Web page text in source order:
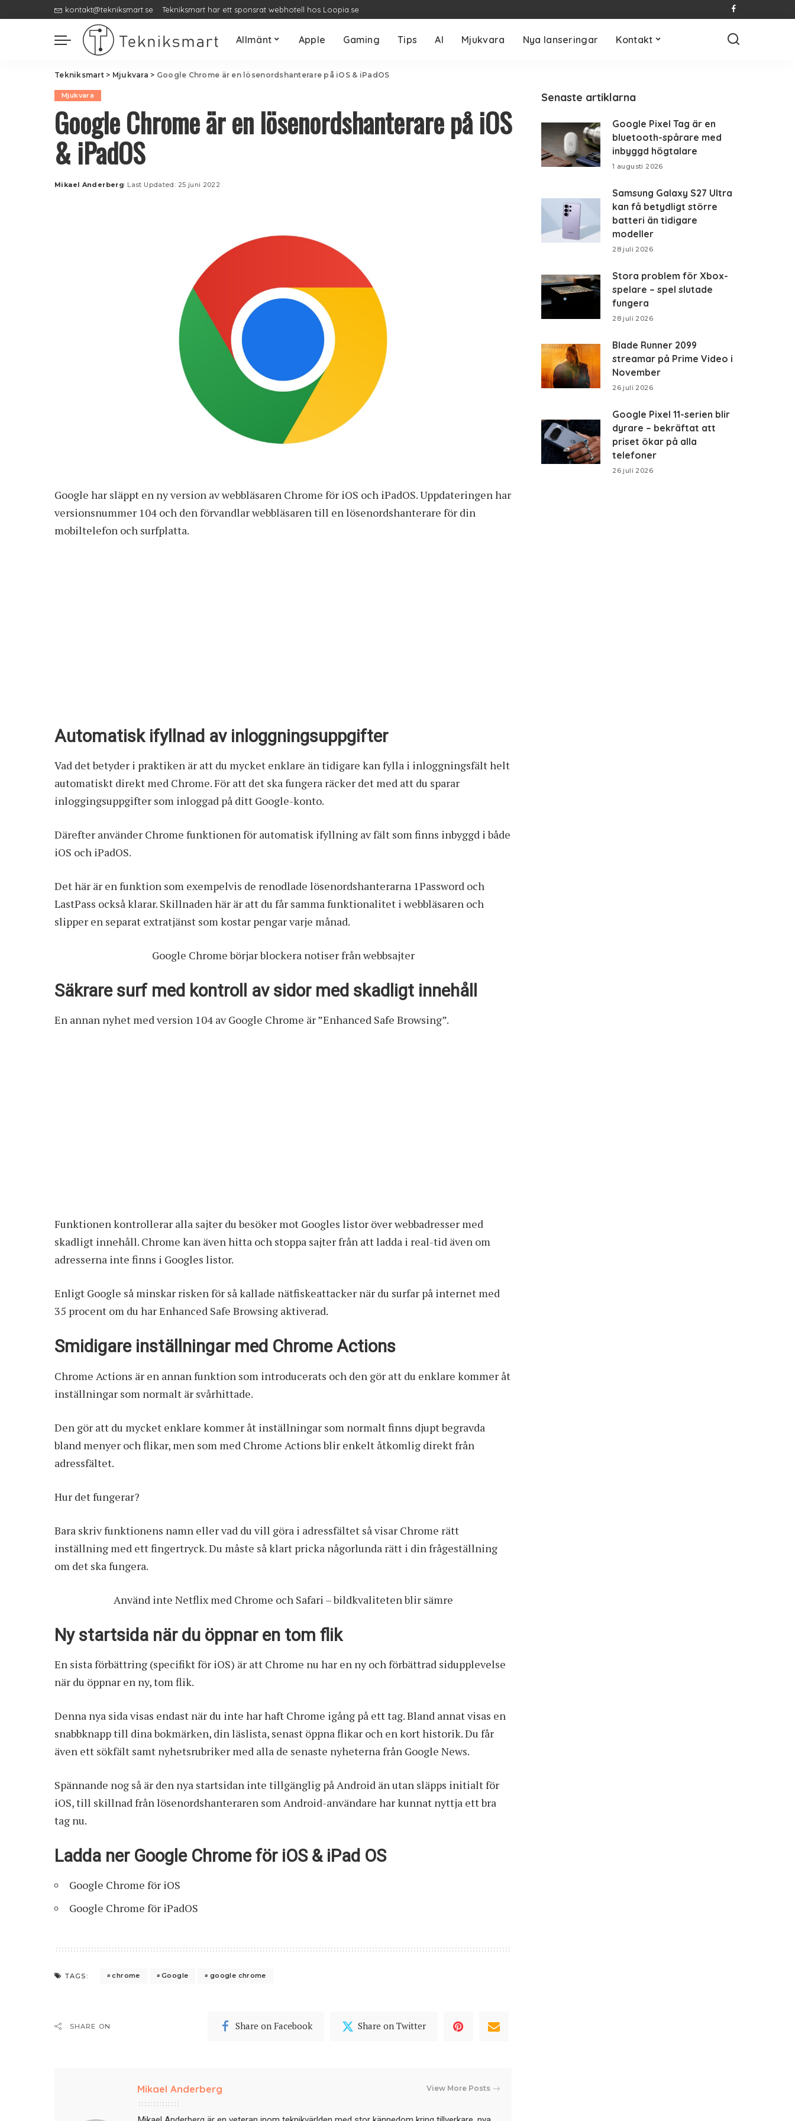
kontakt@tekniksmart.se Tekniksmart har ett sponsrat webhotell hos Loopia.se
Allmänt Apple Gaming Tips AI Mjukvara Nya lanseringar Kontakt
Tekniksmart> Mjukvara > Google Chrome är en lösenordshanterare på iOS & iPadOS
Mjukvara
Google Chrome är en lösenordshanterare på iOS
& iPadOS
Posted
Mikael Anderberg Last Updated: 25 juni 2022
Google har släppt en ny version av webbläsaren Chrome för iOS och iPadOS. Uppdateringen har
versionsnummer 104 och den förvandlar webbläsaren till en lösenordshanterare för din
mobiltelefon och surfplatta.
Automatisk ifyllnad av inloggningsuppgifter
Vad det betyder i praktiken är att du mycket enklare än tidigare kan fylla i inloggningsfält helt
automatiskt direkt med Chrome. För att det ska fungera räcker det med att du sparar
inloggingsuppgifter som inloggad på ditt Google-konto.
Därefter använder Chrome funktionen för automatisk ifyllning av fält som finns inbyggd i både
iOS och iPadOS.
Det här är en funktion som exempelvis de renodlade lösenordshanterarna 1Password och
LastPass också klarar. Skillnaden här är att du får samma funktionalitet i webbläsaren och
slipper en separat extratjänst som kostar pengar varje månad.
Google Chrome börjar blockera notiser från webbsajter
Säkrare surf med kontroll av sidor med skadligt innehåll
En annan nyhet med version 104 av Google Chrome är ”Enhanced Safe Browsing”.
Funktionen kontrollerar alla sajter du besöker mot Googles listor över webbadresser med
skadligt innehåll. Chrome kan även hitta och stoppa sajter från att ladda i real-tid även om
adresserna inte finns i Googles listor.
Enligt Google så minskar risken för så kallade nätfiskeattacker när du surfar på internet med
35 procent om du har Enhanced Safe Browsing aktiverad.
Smidigare inställningar med Chrome Actions
Chrome Actions är en annan funktion som introducerats och den gör att du enklare kommer åt
inställningar som normalt är svårhittade.
Den gör att du mycket enklare kommer åt inställningar som normalt finns djupt begravda
bland menyer och flikar, men som med Chrome Actions blir enkelt åtkomlig direkt från
adressfältet.
Hur det fungerar?
Bara skriv funktionens namn eller vad du vill göra i adressfältet så visar Chrome rätt
inställning med ett fingertryck. Du måste så klart pricka någorlunda rätt i din frågeställning
om det ska fungera.
Använd inte Netflix med Chrome och Safari – bildkvaliteten blir sämre
Ny startsida när du öppnar en tom flik
En sista förbättring (specifikt för iOS) är att Chrome nu har en ny och förbättrad sidupplevelse
när du öppnar en ny, tom flik.
Denna nya sida visas endast när du inte har haft Chrome igång på ett tag. Bland annat visas en
snabbknapp till dina bokmärken, din läslista, senast öppna flikar och en kort historik. Du får
även ett sökfält samt nyhetsrubriker med alla de senaste nyheterna från Google News.
Spännande nog så är den nya startsidan inte tillgänglig på Android än utan släpps initialt för
iOS, till skillnad från lösenordshanteraren som Android-användare har kunnat nyttja ett bra
tag nu.
Ladda ner Google Chrome för iOS & iPad OS
Google Chrome för iOS
Google Chrome för iPadOS
TAGS: chrome Google google chrome
SHARE ON Share on Facebook Share on Twitter
Mikael Anderberg View More Posts
Senaste artiklarna
Google Pixel Tag är en
bluetooth-spårare med
inbyggd högtalare
1 augusti 2026
Samsung Galaxy S27 Ultra
kan få betydligt större
batteri än tidigare
modeller
28 juli 2026
Stora problem för Xbox-
spelare – spel slutade
fungera
28 juli 2026
Blade Runner 2099
streamar på Prime Video i
November
26 juli 2026
Google Pixel 11-serien blir
dyrare – bekräftat att
priset ökar på alla
telefoner
26 juli 2026